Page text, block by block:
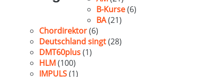
B-Kurse(6)
BA(21)
Chordirektor(6)
Deutschland singt(28)
DMT60plus(1)
HLM(100)
IMPULS(1)